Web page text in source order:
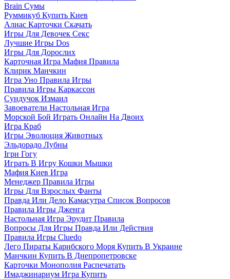
Brain Сумы
Руммикуб Купить Киев
Алиас Карточки Скачать
Игры Для Девочек Секс
Лучшие Игры Dos
Игры Для Дорослих
Карточная Игра Мафия Правила
Клирик Манчкин
Игра Уно Правила Игры
Правила Игры Каркассон
Сундучок Измаил
Завоеватели Настольная Игра
Морской Бой Играть Онлайн На Двоих
Игра Краб
Игры Эволюция Животных
Эльдорадо Лубны
Ігри Гогу
Играть В Игру Кошки Мышки
Мафия Киев Игра
Менеджер Правила Игры
Игры Для Взрослых Фанты
Правда Или Дело Камасутра Список Вопросов
Правила Игры Дженга
Настольная Игра Эрудит Правила
Вопросы Для Игры Правда Или Действия
Правила Игры Cluedo
Лего Пираты Карибского Моря Купить В Украине
Манчкин Купить В Днепропетровске
Карточки Монополия Распечатать
Имаджинариум Игра Купить